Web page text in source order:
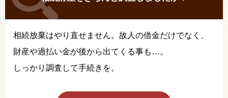
相続放棄はやり直せません。故人の借金だけでなく、
財産や過払い金が後から出てくる事も…。
しっかり調査して手続きを。